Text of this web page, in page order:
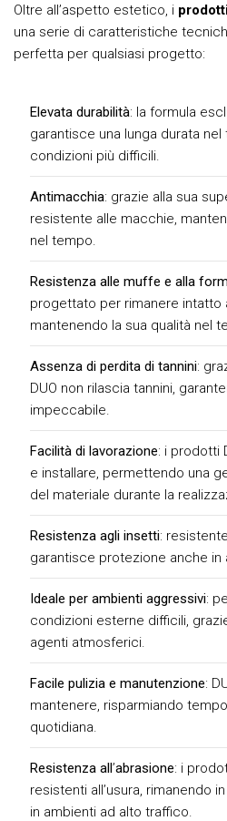
Oltre all’aspetto estetico, i
una serie di caratteristiche
perfetta per qualsiasi progetto:
Elevata durabilità: la formula
garantisce una lunga durata
condizioni più difficili.
Antimacchia: grazie alla sua
resistente alle macchie,
nel tempo.
Resistenza alle muffe e alla
progettato per rimanere intatto
mantenendo la sua qualità nel
Assenza di perdita di tannini:
DUO non rilascia tannini,
impeccabile.
Facilità di lavorazione: i prodotti
e installare, permettendo una
del materiale durante la
Resistenza agli insetti:
garantisce protezione anche in
Ideale per ambienti aggressivi:
condizioni esterne difficili,
agenti atmosferici.
Facile pulizia e manutenzione:
mantenere, risparmiando
quotidiana.
Resistenza all’abrasione: i
resistenti all’usura, rimanendo
in ambienti ad alto traffico.